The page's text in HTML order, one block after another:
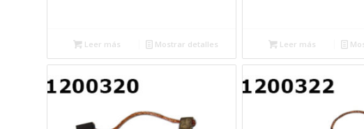
Leer más Mostrar detalles Leer más